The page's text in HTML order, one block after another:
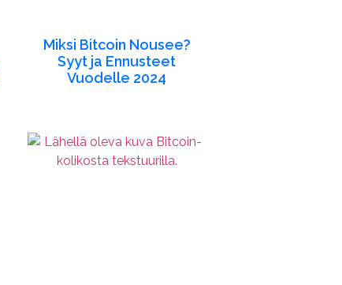
Miksi Bitcoin Nousee?
Syyt ja Ennusteet
Vuodelle 2024